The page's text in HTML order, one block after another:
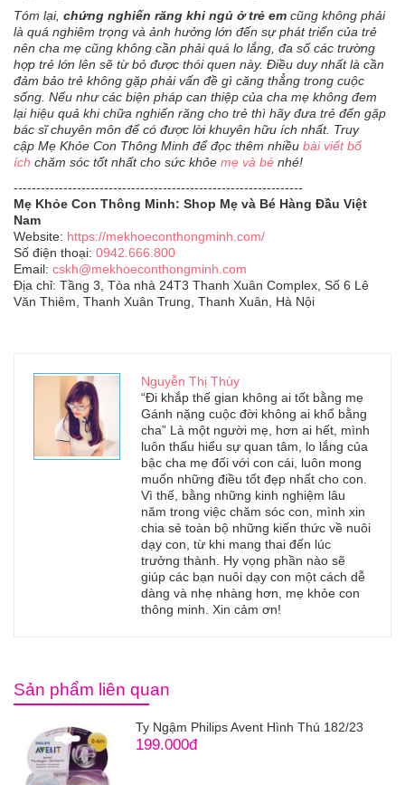
Tóm lại, chứng nghiến răng khi ngủ ở trẻ em cũng không phải
là quá nghiêm trọng và ảnh hưởng lớn đến sự phát triển của trẻ
nên cha mẹ cũng không cần phải quá lo lắng, đa số các trường
hợp trẻ lớn lên sẽ từ bỏ được thói quen này. Điều duy nhất là cần
đảm bảo trẻ không gặp phải vấn đề gì căng thẳng trong cuộc
sống. Nếu như các biện pháp can thiệp của cha mẹ không đem
lại hiệu quả khi chữa nghiến răng cho trẻ thì hãy đưa trẻ đến gặp
bác sĩ chuyên môn để có được lời khuyên hữu ích nhất. Truy
cập Mẹ Khỏe Con Thông Minh để đọc thêm nhiều bài viết bổ
ích chăm sóc tốt nhất cho sức khỏe mẹ và bé nhé!
----------------------------------------------------------------
Mẹ Khỏe Con Thông Minh: Shop Mẹ và Bé Hàng Đầu Việt
Nam
Website: https://mekhoeconthongminh.com/
Số điện thoại: 0942.666.800
Email: cskh@mekhoeconthongminh.com
Địa chỉ: Tầng 3, Tòa nhà 24T3 Thanh Xuân Complex, Số 6 Lê
Văn Thiêm, Thanh Xuân Trung, Thanh Xuân, Hà Nội
Nguyễn Thị Thùy
“Đi khắp thế gian không ai tốt bằng mẹ
Gánh nặng cuộc đời không ai khổ bằng
cha” Là một người mẹ, hơn ai hết, mình
luôn thấu hiểu sự quan tâm, lo lắng của
bậc cha mẹ đối với con cái, luôn mong
muốn những điều tốt đẹp nhất cho con.
Vì thế, bằng những kinh nghiệm lâu
năm trong việc chăm sóc con, mình xin
chia sẻ toàn bộ những kiến thức về nuôi
dạy con, từ khi mang thai đến lúc
trưởng thành. Hy vọng phần nào sẽ
giúp các bạn nuôi dạy con một cách dễ
dàng và nhẹ nhàng hơn, mẹ khỏe con
thông minh. Xin cảm ơn!
Sản phẩm liên quan
Ty Ngậm Philips Avent Hình Thú 182/23
199.000đ